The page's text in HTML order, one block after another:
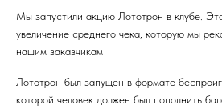
Мы запустили акцию Лототрон в клубе.
увеличение среднего чека, которую мы
нашим заказчикам
Лототрон был запущен в формате
которой человек должен был пополнить